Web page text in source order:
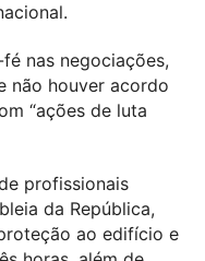
nas negociações,
não houver acordo
“ações de luta
profissionais
da República,
ao edifício e